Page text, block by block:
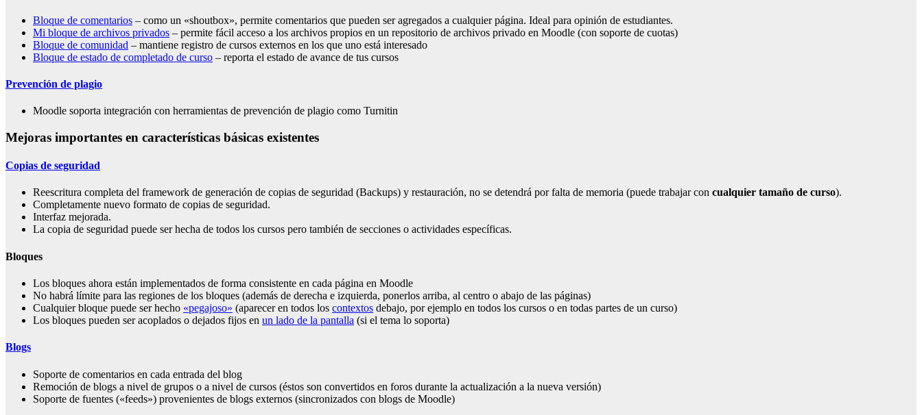
Bloque de comentarios – como un «shoutbox», permite comentarios que pueden ser agregados a cualquier página. Ideal para opinión de estudiantes.
Mi bloque de archivos privados – permite fácil acceso a los archivos propios en un repositorio de archivos privado en Moodle (con soporte de cuotas)
Bloque de comunidad – mantiene registro de cursos externos en los que uno está interesado
Bloque de estado de completado de curso – reporta el estado de avance de tus cursos
Prevención de plagio
Moodle soporta integración con herramientas de prevención de plagio como Turnitin
Mejoras importantes en características básicas existentes
Copias de seguridad
Reescritura completa del framework de generación de copias de seguridad (Backups) y restauración, no se detendrá por falta de memoria (puede trabajar con cualquier tamaño de curso).
Completamente nuevo formato de copias de seguridad.
Interfaz mejorada.
La copia de seguridad puede ser hecha de todos los cursos pero también de secciones o actividades específicas.
Bloques
Los bloques ahora están implementados de forma consistente en cada página en Moodle
No habrá límite para las regiones de los bloques (además de derecha e izquierda, ponerlos arriba, al centro o abajo de las páginas)
Cualquier bloque puede ser hecho «pegajoso» (aparecer en todos los contextos debajo, por ejemplo en todos los cursos o en todas partes de un curso)
Los bloques pueden ser acoplados o dejados fijos en un lado de la pantalla (si el tema lo soporta)
Blogs
Soporte de comentarios en cada entrada del blog
Remoción de blogs a nivel de grupos o a nivel de cursos (éstos son convertidos en foros durante la actualización a la nueva versión)
Soporte de fuentes («feeds») provenientes de blogs externos (sincronizados con blogs de Moodle)